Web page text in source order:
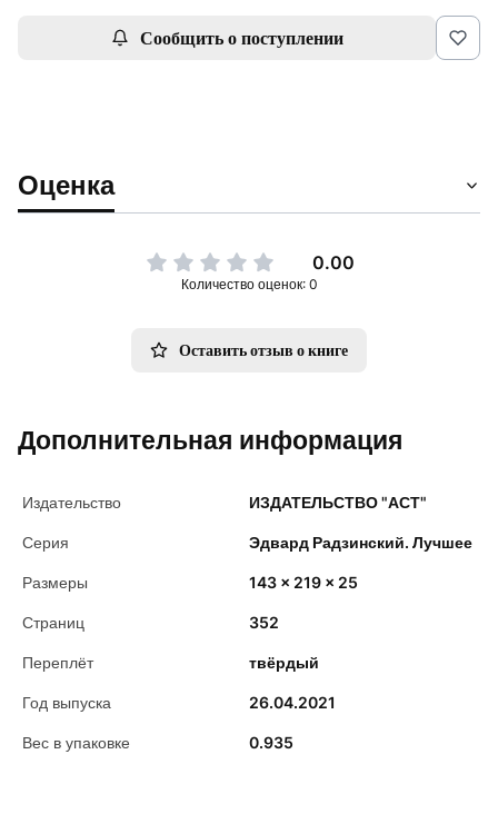
Сообщить о поступлении
Оценка
0.00
Количество оценок: 0
Оставить отзыв о книге
Дополнительная информация
Издательство ИЗДАТЕЛЬСТВО "АСТ"
Серия Эдвард Радзинский. Лучшее
Размеры 143 x 219 x 25
Страниц 352
Переплёт твёрдый
Год выпуска 26.04.2021
Вес в упаковке 0.935